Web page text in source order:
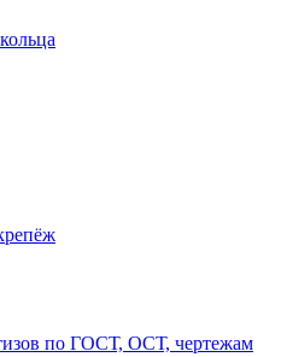
по ГОСТ, ОСТ, чертежам